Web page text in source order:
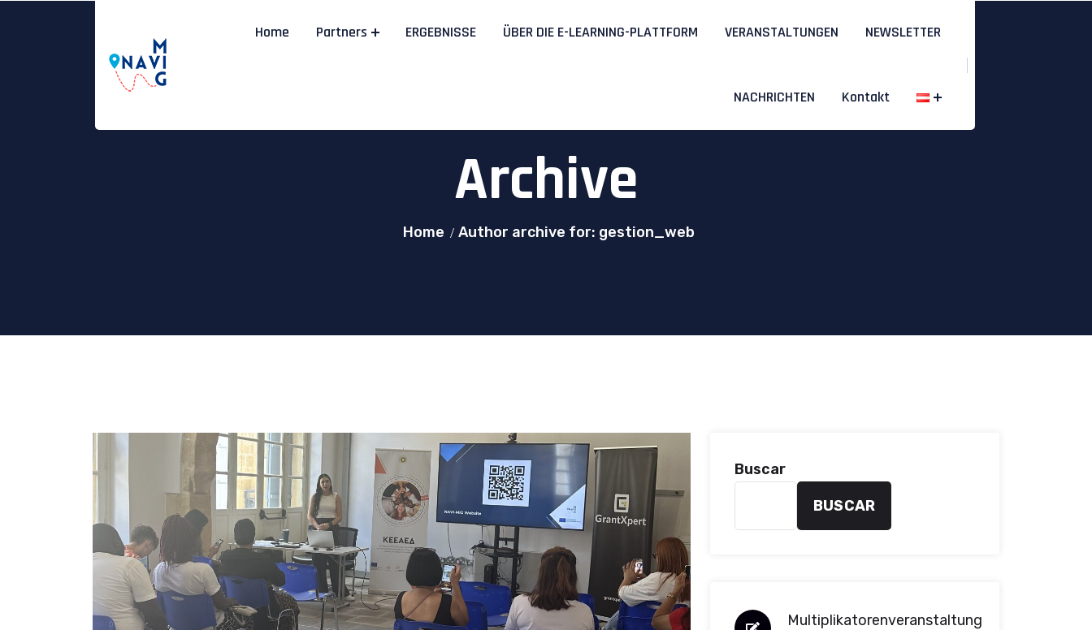
Home Partners ERGEBNISSE ÜBER DIE E-LEARNING-PLATTFORM VERANSTALTUNGEN NEWSLETTER
NACHRICHTEN Kontakt
Archive
Home Author archive for: gestion_web
Buscar
BUSCAR
Multiplikatorenveranstaltung